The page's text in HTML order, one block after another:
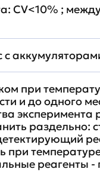
CV<10% ;
с
при
и до одного
эксперимента
раздельно:
при
реагенты -